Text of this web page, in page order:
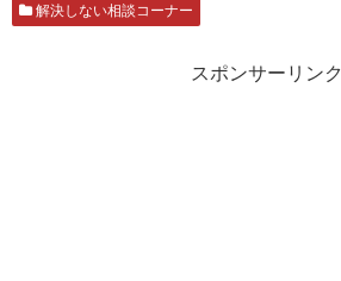
解決しない相談コーナー
スポンサーリンク